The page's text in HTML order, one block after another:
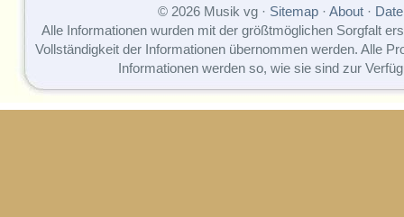
© 2026 Musik vg · Sitemap· About·
Alle Informationen wurden mit der größtmöglichen Sorgfalt
Vollständigkeit der Informationen übernommen werden. Alle
Informationen werden so, wie sie sind zur